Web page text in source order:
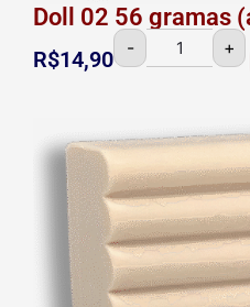
Doll 02 56 gramas
R$14,90 - +
03
56
gramas
(antigo
Pele
Média)
quantidade